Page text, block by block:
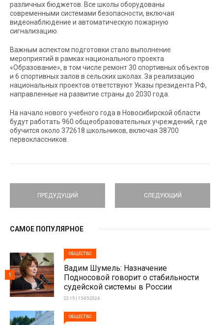
различных бюджетов. Все школы оборудованы
современными системами безопасности, включая
видеонаблюдение и автоматическую пожарную
сигнализацию.
Важным аспектом подготовки стало выполнение
мероприятий в рамках национального проекта
«Образование», в том числе ремонт 30 спортивных объектов
и 6 спортивных залов в сельских школах. За реализацию
национальных проектов ответствуют Указы президента РФ,
направленные на развитие страны до 2030 года.
На начало нового учебного года в Новосибирской области
будут работать 960 общеобразовательных учреждений, где
обучится около 372618 школьников, включая 38700
первоклассников.
ПРЕДУДУЩИЙ СЛЕДУЮЩИЙ
САМОЕ ПОПУЛЯРНОЕ
ОБЩЕСТВО
Вадим Шумель: Назначение
Подносовой говорит о стабильности
судейской системы в России
23:15 | 15-05-2024
1
ОБЩЕСТВО